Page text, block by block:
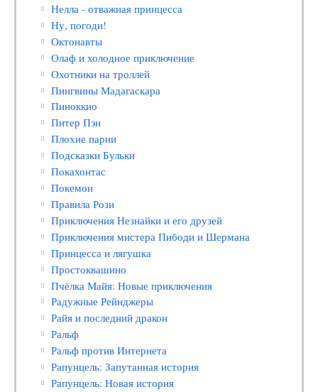
Нелла - отважная принцесса
Ну, погоди!
Октонавты
Олаф и холодное приключение
Охотники на троллей
Пингвины Мадагаскара
Пиноккио
Питер Пэн
Плохие парни
Подсказки Бульки
Покахонтас
Покемон
Правила Рози
Приключения Незнайки и его друзей
Приключения мистера Пибоди и Шермана
Принцесса и лягушка
Простоквашино
Пчёлка Майя: Новые приключения
Радужные Рейнджеры
Райя и последний дракон
Ральф
Ральф против Интернета
Рапунцель: Запутанная история
Рапунцель: Новая история